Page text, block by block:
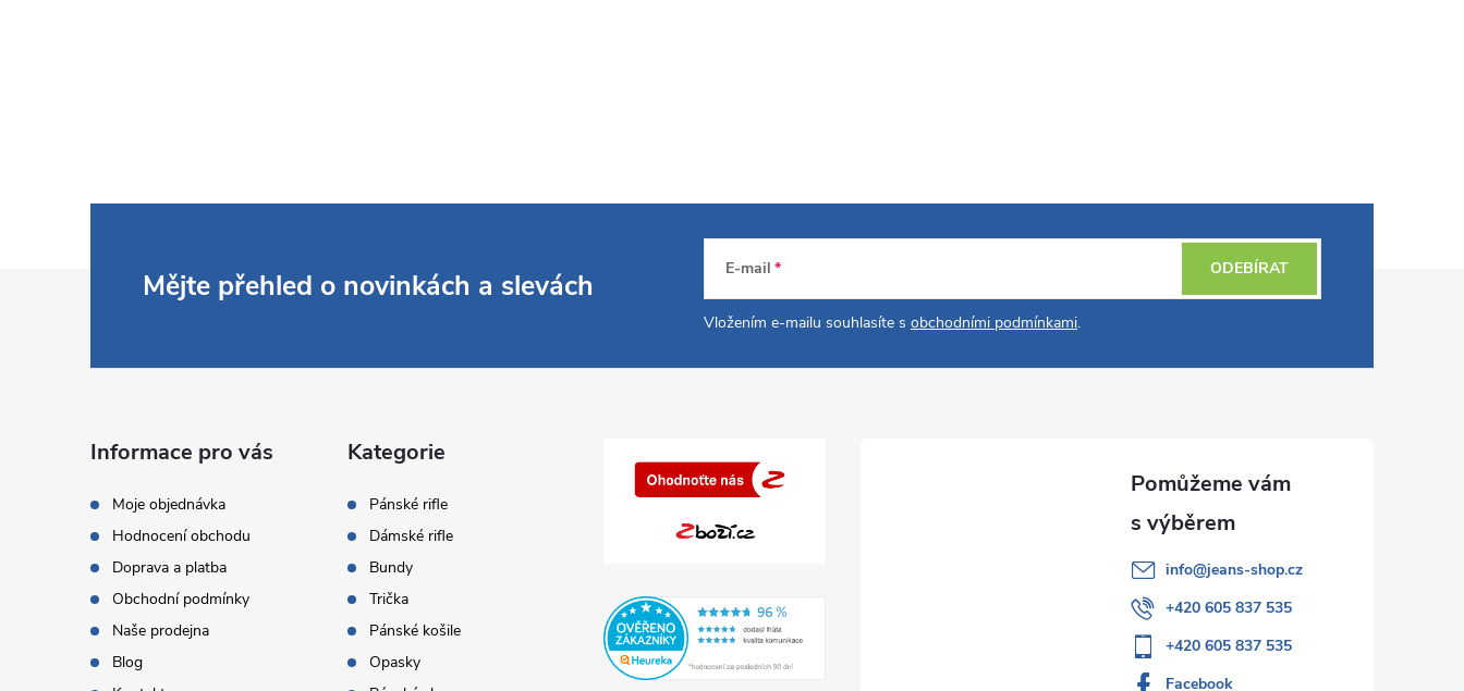
Mějte přehled o novinkách a slevách E-mail
Vložením e-mailu souhlasíte s obchodními podmínkami.
ODEBÍRAT
Informace pro vás
Moje objednávka
Hodnocení obchodu
Doprava a platba
Obchodní podmínky
Naše prodejna
Blog
Kategorie
Pánské rifle
Dámské rifle
Bundy
Trička
Pánské košile
Opasky
info@jeans-shop.cz
+420 605 837 535
+420 605 837 535
Facebook